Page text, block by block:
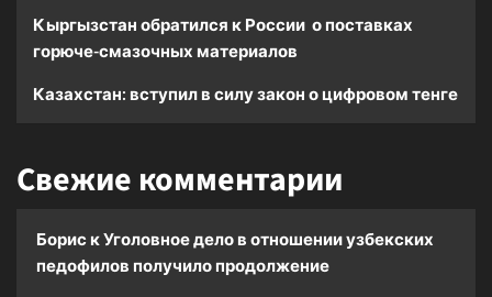
Кыргызстан обратился к России о поставках
горюче-смазочных материалов
Казахстан: вступил в силу закон о цифровом тенге
Свежие комментарии
Борис кУголовное дело в отношении узбекских
педофилов получило продолжение